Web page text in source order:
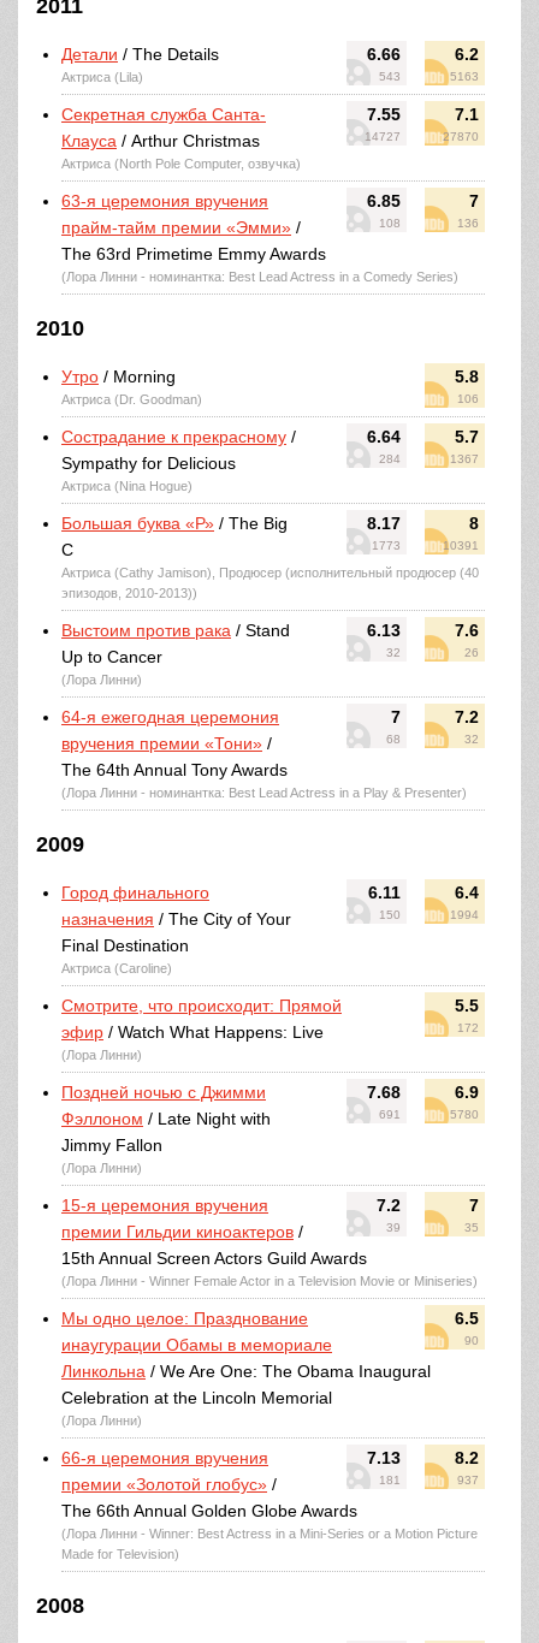
2011
6.66
543
6.2
5163
Детали / The Details
Актриса (Lila)
7.55
14727
7.1
27870
Секретная служба Санта-
Клауса / Arthur Christmas
Актриса (North Pole Computer, озвучка)
6.85
108
7
136
63-я церемония вручения
прайм-тайм премии «Эмми» /
The 63rd Primetime Emmy Awards
(Лора Линни - номинантка: Best Lead Actress in a Comedy Series)
2010
5.8
106
Утро / Morning
Актриса (Dr. Goodman)
6.64
284
5.7
1367
Сострадание к прекрасному /
Sympathy for Delicious
Актриса (Nina Hogue)
8.17
1773
8
10391
Большая буква «Р» / The Big
C
Актриса (Cathy Jamison), Продюсер (исполнительный продюсер (40
эпизодов, 2010-2013))
6.13
32
7.6
26
Выстоим против рака / Stand
Up to Cancer
(Лора Линни)
7
68
7.2
32
64-я ежегодная церемония
вручения премии «Тони» /
The 64th Annual Tony Awards
(Лора Линни - номинантка: Best Lead Actress in a Play & Presenter)
2009
6.11
150
6.4
1994
Город финального
назначения / The City of Your
Final Destination
Актриса (Caroline)
5.5
172
Смотрите, что происходит: Прямой
эфир / Watch What Happens: Live
(Лора Линни)
7.68
691
6.9
5780
Поздней ночью с Джимми
Фэллоном / Late Night with
Jimmy Fallon
(Лора Линни)
7.2
39
7
35
15-я церемония вручения
премии Гильдии киноактеров /
15th Annual Screen Actors Guild Awards
(Лора Линни - Winner Female Actor in a Television Movie or Miniseries)
6.5
90
Мы одно целое: Празднование
инаугурации Обамы в мемориале
Линкольна / We Are One: The Obama Inaugural
Celebration at the Lincoln Memorial
(Лора Линни)
7.13
181
8.2
937
66-я церемония вручения
премии «Золотой глобус» /
The 66th Annual Golden Globe Awards
(Лора Линни - Winner: Best Actress in a Mini-Series or a Motion Picture
Made for Television)
2008